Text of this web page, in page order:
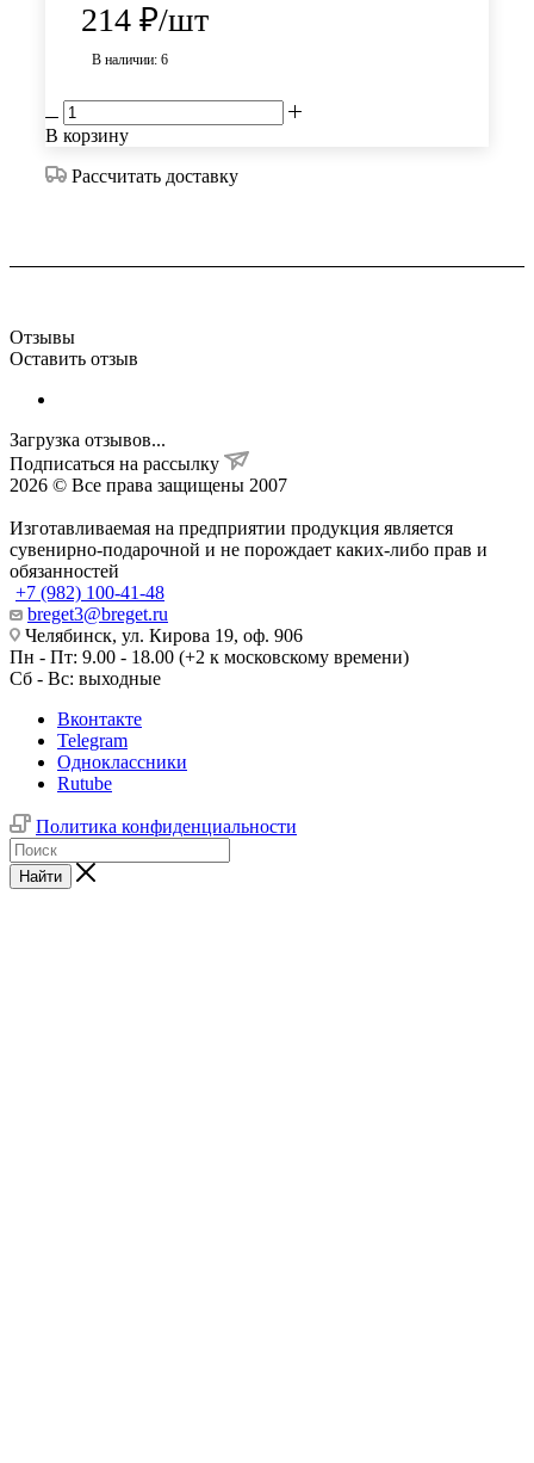
214 ₽/шт
В наличии: 6
В корзину
Рассчитать доставку
Отзывы
Оставить отзыв
Загрузка отзывов...
Подписаться на рассылку
2026 © Все права защищены 2007
Изготавливаемая на предприятии продукция является
сувенирно-подарочной и не порождает каких-либо прав и
обязанностей
+7 (982) 100-41-48
breget3@breget.ru
Челябинск, ул. Кирова 19, оф. 906
Пн - Пт: 9.00 - 18.00 (+2 к московскому времени)
Сб - Вс: выходные
Вконтакте
Telegram
Одноклассники
Rutube
Политика конфиденциальности
Найти